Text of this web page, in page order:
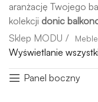
aranżację Twojego
kolekcji donic
Wyświetlanie
Panel boczny